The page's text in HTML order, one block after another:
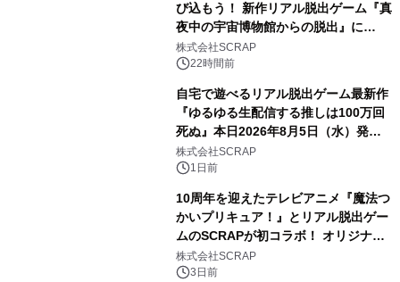
び込もう！ 新作リアル脱出ゲーム『真
夜中の宇宙博物館からの脱出』に
2026年8月7日(金)より親子で楽しめる
「ファミリーキット」が登場！
株式会社SCRAP
22時間前
自宅で遊べるリアル脱出ゲーム最新作
『ゆるゆる生配信する推しは100万回
死ぬ』本日2026年8月5日（水）発売
＆ゲームスタート！
株式会社SCRAP
1日前
10周年を迎えたテレビアニメ『魔法つ
かいプリキュア！』とリアル脱出ゲー
ムのSCRAPが初コラボ！ オリジナル
ストーリーと謎解きを楽しめる「謎付
きクリアファイル」が2026年8月5日
株式会社SCRAP
3日前